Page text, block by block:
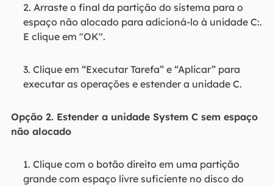
2. Arraste o final da partição do sistema para o
espaço não alocado para adicioná-lo à unidade C:.
E clique em "OK".
3. Clique em “Executar Tarefa” e “Aplicar” para
executar as operações e estender a unidade C.
Opção 2. Estender a unidade System C sem espaço
não alocado
1. Clique com o botão direito em uma partição
grande com espaço livre suficiente no disco do